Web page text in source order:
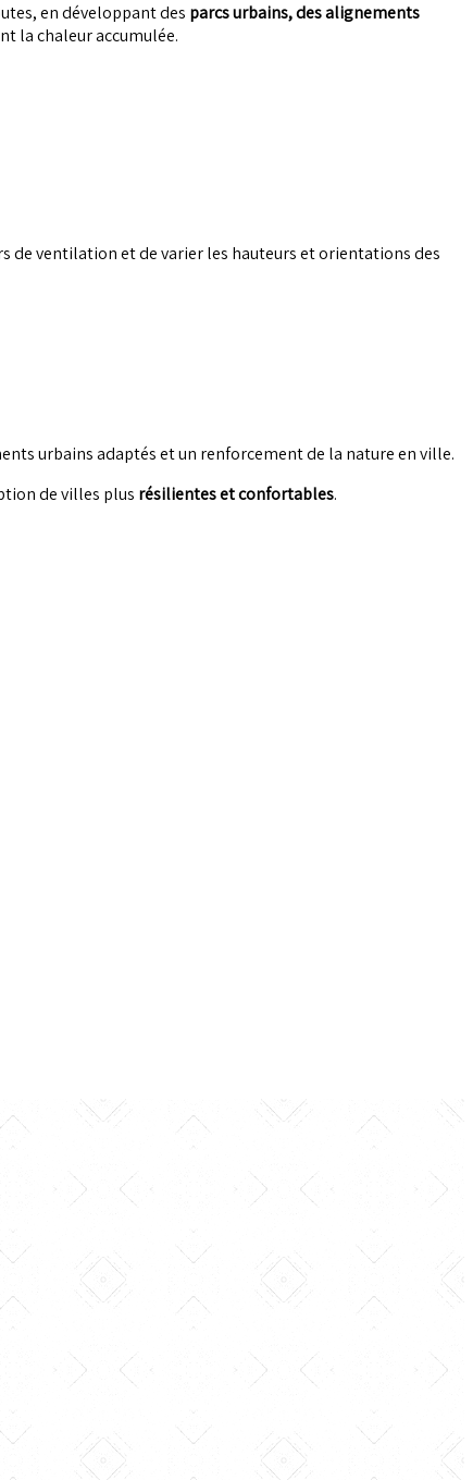
en développant des parcs urbains, des alignements
la chaleur accumulée.
de ventilation et de varier les hauteurs et orientations des
urbains adaptés et un renforcement de la nature en ville.
de villes plus résilientes et confortables.